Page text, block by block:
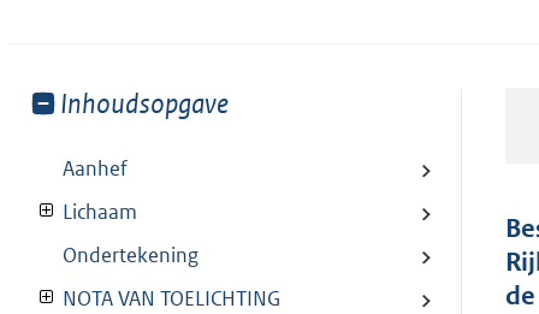
Toon
van:
Inhoudsopgave
Aanhef
Lichaam
Ondertekening
NOTA VAN TOELICHTING